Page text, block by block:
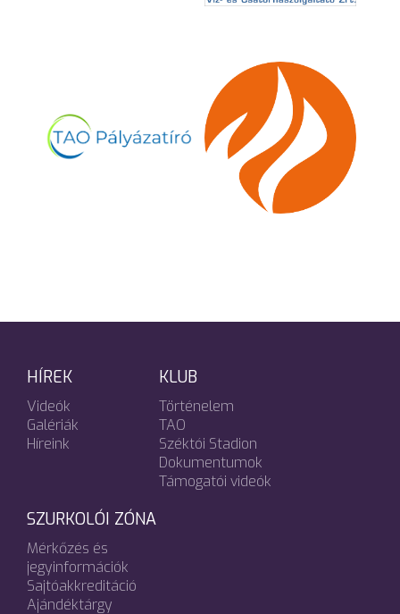
HÍREK
Videók
Galériák
Híreink
KLUB
Történelem
TAO
Széktói Stadion
Dokumentumok
Támogatói videók
SZURKOLÓI ZÓNA
Mérkőzés és
jegyinformációk
Sajtóakkreditáció
Ajándéktárgy